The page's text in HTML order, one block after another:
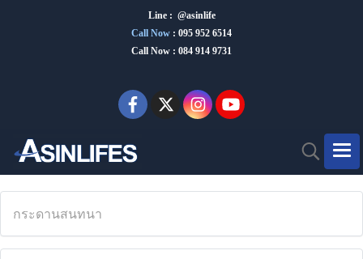
Line : @asinlife
Call Now : 095 952 6514
Call Now : 084 914 9731
กระดานสนทนา